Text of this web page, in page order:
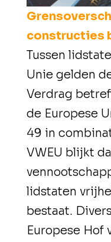
constructies
Tussen
Unie gelden
Verdrag
de Europese
49 in
VWEU blijkt
lidstaten
bestaat.
Europese Hof